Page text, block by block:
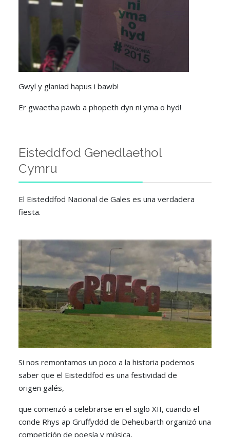
Gwyl y glaniad hapus i bawb!
Er gwaetha pawb a phopeth dyn ni yma o hyd!
Eisteddfod Genedlaethol
Cymru
El Eisteddfod Nacional de Gales es una verdadera
fiesta.
Si nos remontamos un poco a la historia podemos
saber que el Eisteddfod es una festividad de
origen galés,
que comenzó a celebrarse en el siglo XII, cuando el
conde Rhys ap Gruffyddd de Deheubarth organizó una
competición de poesía y música,